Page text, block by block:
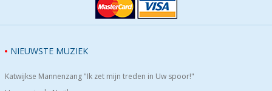
NIEUWSTE MUZIEK
Katwijkse Mannenzang "Ik zet mijn treden in Uw spoor!"